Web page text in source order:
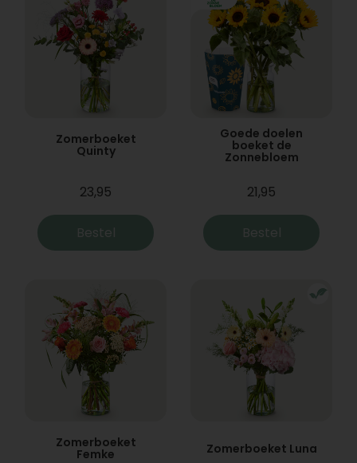
Zomerboeket
Quinty
23,95
Bestel
Goede doelen
boeket de
Zonnebloem
21,95
Bestel
Zomerboeket
Femke Zomerboeket Luna